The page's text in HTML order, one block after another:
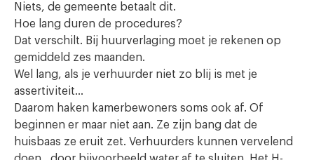
Niets, de gemeente betaalt dit.
Hoe lang duren de procedures?
Dat verschilt. Bij huurverlaging moet je rekenen op
gemiddeld zes maanden.
Wel lang, als je verhuurder niet zo blij is met je
assertiviteit…
Daarom haken kamerbewoners soms ook af. Of
beginnen er maar niet aan. Ze zijn bang dat de
huisbaas ze eruit zet. Verhuurders kunnen vervelend